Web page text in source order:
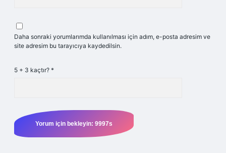
Daha sonraki yorumlarımda kullanılması için adım, e-posta adresim ve
site adresim bu tarayıcıya kaydedilsin.
5 + 3 kaçtır? *